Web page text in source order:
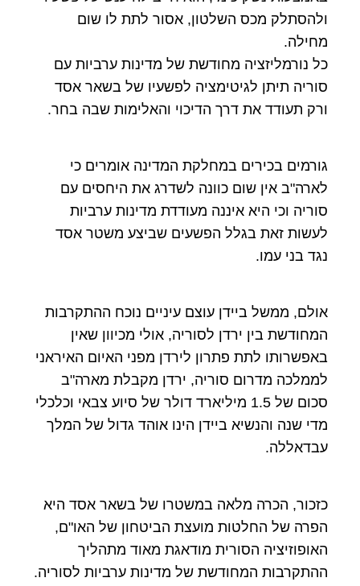
ולהסתלק מכס השלטון, אסור לתת לו שום
מחילה.
כל נורמליזציה מחודשת של מדינות ערביות עם
סוריה תיתן לגיטימציה לפשעיו של בשאר אסד
ורק תעודד את דרך הדיכוי והאלימות שבה בחר.
גורמים בכירים במחלקת המדינה אומרים כי
לארה"ב אין שום כוונה לשדרג את היחסים עם
סוריה וכי היא איננה מעודדת מדינות ערביות
לעשות זאת בגלל הפשעים שביצע משטר אסד
נגד בני עמו.
אולם, ממשל ביידן עוצם עיניים נוכח ההתקרבות
המחודשת בין ירדן לסוריה, אולי מכיוון שאין
באפשרותו לתת פתרון לירדן מפני האיום האיראני
לממלכה מדרום סוריה, ירדן מקבלת מארה"ב
סכום של 1.5 מיליארד דולר של סיוע צבאי וכלכלי
מדי שנה והנשיא ביידן הינו אוהד גדול של המלך
עבדאללה.
כזכור, הכרה מלאה במשטרו של בשאר אסד היא
הפרה של החלטות מועצת הביטחון של האו"ם,
האופוזיציה הסורית מודאגת מאוד מתהליך
ההתקרבות המחודשת של מדינות ערביות לסוריה.